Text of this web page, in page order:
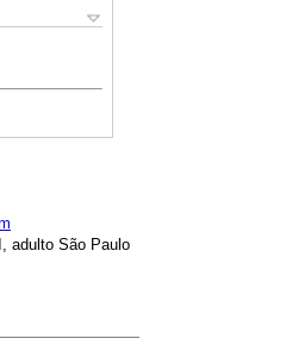
adulto São Paulo